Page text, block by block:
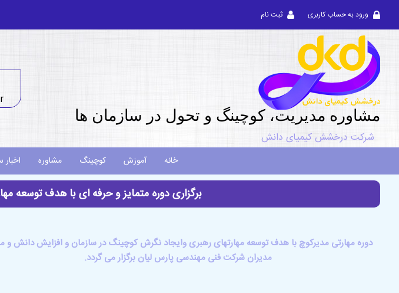
ورود به حساب کاربری ثبت نام
شرکت درخشش کیمیای دانش
مشاوره مديريت، کوچینگ و تحول در سازمان ها
خانه آموزش کوچینگ مشاوره
برگزاری دوره متمایز و حرفه ای با هدف توسعه
دوره مهارتی مدیرکوچ با هدف توسعه مهارتهای رهبری وایجاد نگرش کوچینگ در سازمان و افزایش دانش و
مدیران شرکت فنی مهندسی پارس لیان برگزار می گردد.